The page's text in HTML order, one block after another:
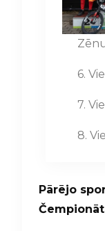
6.
7.
8.
Pārējo